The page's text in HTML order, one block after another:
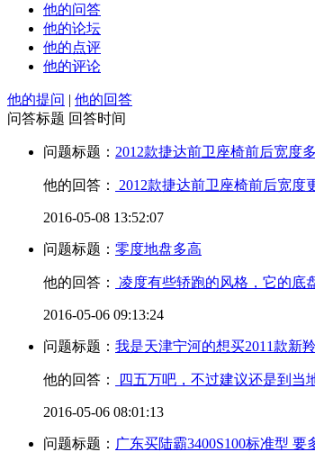
他的问答
他的论坛
他的点评
他的评论
他的提问 | 他的回答
问答标题 回答时间
问题标题： 2012款捷达前卫座椅前后宽度
他的回答： 2012款捷达前卫座椅前后宽度
2016-05-08 13:52:07
问题标题： 零度地盘多高
他的回答： 凌度有些轿跑的风格，它的底
2016-05-06 09:13:24
问题标题： 我是天津宁河的想买2011款新
他的回答： 四五万吧，不过建议还是到当
2016-05-06 08:01:13
问题标题： 广东买陆霸3400S100标准型 要